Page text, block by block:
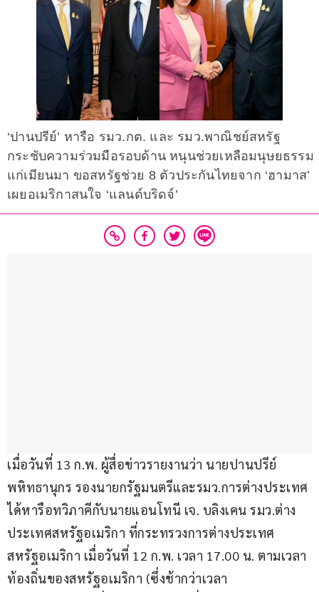
‘ปานปรีย์’ หารือ รมว.กต. และ รมว.พาณิชย์สหรัฐ
กระชับความร่วมมือรอบด้าน หนุนช่วยเหลือมนุษยธรรม
แก่เมียนมา ขอสหรัฐช่วย 8 ตัวประกันไทยจาก ‘ฮามาส’
เผยอเมริกาสนใจ ‘แลนด์บริดจ์’
เมื่อวันที่ 13 ก.พ. ผู้สื่อข่าวรายงานว่า นายปานปรีย์
พหิทธานุกร รองนายกรัฐมนตรีและรมว.การต่างประเทศ
ได้หารือทวิภาคีกับนายแอนโทนี เจ. บลิงเคน รมว.ต่าง
ประเทศสหรัฐอเมริกา ที่กระทรวงการต่างประเทศ
สหรัฐอเมริกา เมื่อวันที่ 12 ก.พ. เวลา 17.00 น. ตามเวลา
ท้องถิ่นของสหรัฐอเมริกา (ซึ่งช้ากว่าเวลา